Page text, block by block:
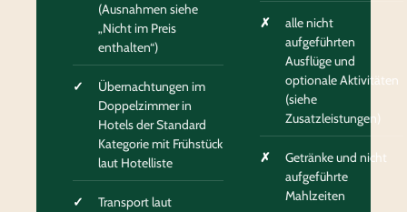
(Ausnahmen siehe
„Nicht im Preis
enthalten“)
Übernachtungen im
Doppelzimmer in
Hotels der Standard
Kategorie mit Frühstück
laut Hotelliste
Transport laut
alle nicht
aufgeführten
Ausflüge und
optionale Aktivitäten
(siehe
Zusatzleistungen)
Getränke und nicht
aufgeführte
Mahlzeiten